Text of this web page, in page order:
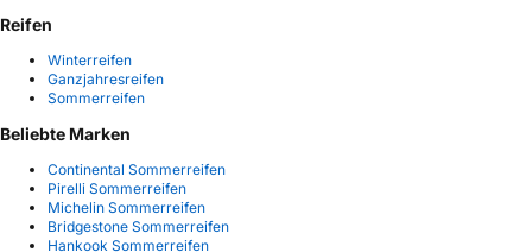
Reifen
Winterreifen
Ganzjahresreifen
Sommerreifen
Beliebte Marken
Continental Sommerreifen
Pirelli Sommerreifen
Michelin Sommerreifen
Bridgestone Sommerreifen
Hankook Sommerreifen